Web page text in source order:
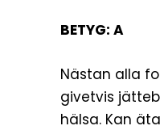
BETYG: A
Nästan alla
givetvis
hälsa. Kan